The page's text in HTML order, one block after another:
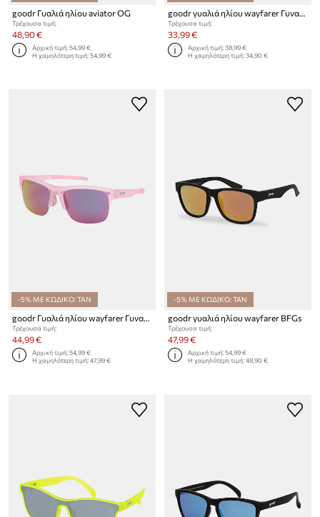
goodr Γυαλιά ηλίου aviator OG
Τρέχουσα τιμή:
48,90 €
Αρχική τιμή:54,99 €
Η χαμηλότερη τιμή:54,99 €
goodr γυαλιά ηλίου wayfarer Γυναικεία OGs
Τρέχουσα τιμή:
33,99 €
Αρχική τιμή:38,99 €
Η χαμηλότερη τιμή:34,90 €
-5% ΜΕ ΚΩΔΙΚΟ: TAN
goodr Γυαλιά ηλίου wayfarer Γυναικεία Flex G
Τρέχουσα τιμή:
44,99 €
Αρχική τιμή:54,99 €
Η χαμηλότερη τιμή:47,99 €
-5% ΜΕ ΚΩΔΙΚΟ: TAN
goodr γυαλιά ηλίου wayfarer BFGs
Τρέχουσα τιμή:
47,99 €
Αρχική τιμή:54,99 €
Η χαμηλότερη τιμή:48,90 €